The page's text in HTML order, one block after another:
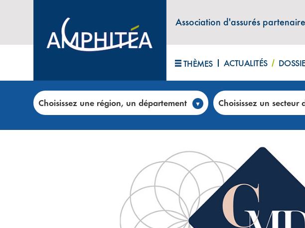
Association d'assurés
THÈMES ACTUALITÉS
Choisissez une région, un département Choisissez un secteur
Accueil>Club annonces>CMD AVOCATS – Des avocats aux côtés
ACTIVITÉS JURIDIQUES ET COMPTABLES